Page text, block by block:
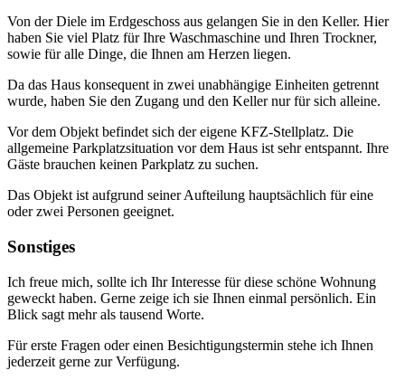
Von der Diele im Erdgeschoss aus gelangen Sie in den Keller. Hier
haben Sie viel Platz für Ihre Waschmaschine und Ihren Trockner,
sowie für alle Dinge, die Ihnen am Herzen liegen.
Da das Haus konsequent in zwei unabhängige Einheiten getrennt
wurde, haben Sie den Zugang und den Keller nur für sich alleine.
Vor dem Objekt befindet sich der eigene KFZ-Stellplatz. Die
allgemeine Parkplatzsituation vor dem Haus ist sehr entspannt. Ihre
Gäste brauchen keinen Parkplatz zu suchen.
Das Objekt ist aufgrund seiner Aufteilung hauptsächlich für eine
oder zwei Personen geeignet.
Sonstiges
Ich freue mich, sollte ich Ihr Interesse für diese schöne Wohnung
geweckt haben. Gerne zeige ich sie Ihnen einmal persönlich. Ein
Blick sagt mehr als tausend Worte.
Für erste Fragen oder einen Besichtigungstermin stehe ich Ihnen
jederzeit gerne zur Verfügung.